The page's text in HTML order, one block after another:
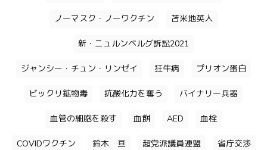
ノーマスク・ノーワクチン 苫米地英人
新・ニュルンベルグ訴訟2021
ジャンシー・チュン・リンゼイ 狂牛病 プリオン蛋白
ビックリ鉱物毒 抗酸化力を奪う バイナリー兵器
血管の細胞を殺す 血餅 AED 血栓
COVIDワクチン 鈴木 亘 超党派議員連盟 省庁交渉